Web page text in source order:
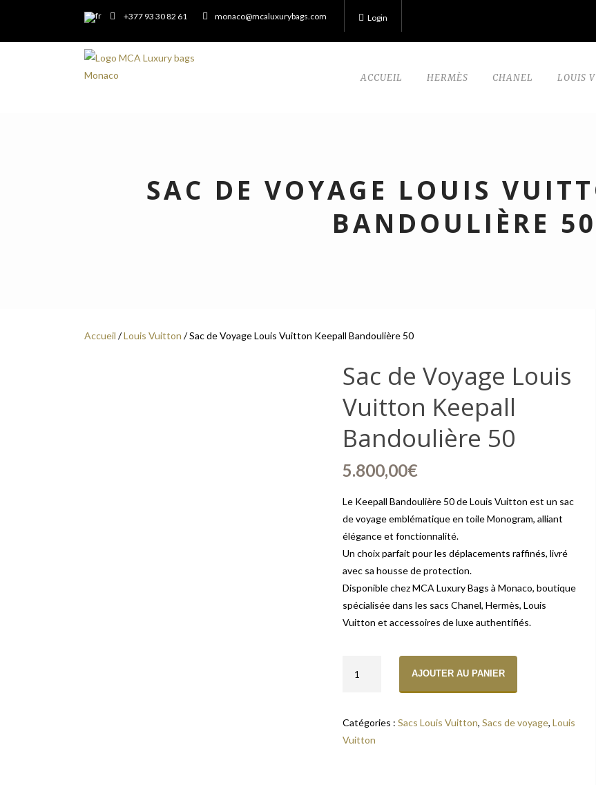
+377 93 30 82 61 monaco@mcaluxurybags.com Login
ACCUEIL HERMÈS CHANEL LOUIS
SAC DE VOYAGE LOUIS
BANDOULIÈRE 50
Accueil /Louis Vuitton / Sac de Voyage Louis Vuitton Keepall Bandoulière 50
Sac de Voyage Louis
Vuitton Keepall
Bandoulière 50
5.800,00€
Le Keepall Bandoulière 50 de Louis Vuitton est un sac
de voyage emblématique en toile Monogram, alliant
élégance et fonctionnalité.
Un choix parfait pour les déplacements raffinés, livré
avec sa housse de protection.
Disponible chez MCA Luxury Bags à Monaco, boutique
spécialisée dans les sacs Chanel, Hermès, Louis
Vuitton et accessoires de luxe authentifiés.
AJOUTER AU PANIER
Catégories :Sacs Louis Vuitton,Sacs de voyage,Louis
Vuitton